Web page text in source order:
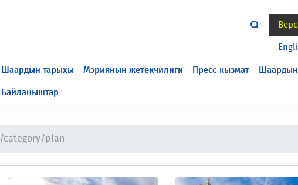
Шаардын тарыхы Мэриянын жетекчилиги Пресс-кызмат
Байланыштар
/category/plan